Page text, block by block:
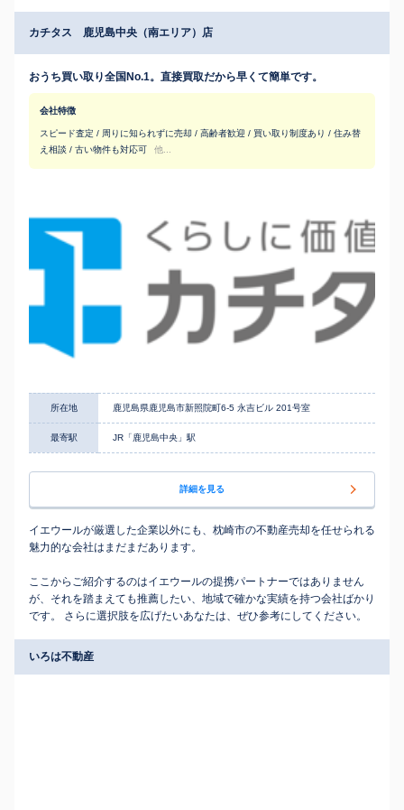
カチタス 鹿児島中央（南エリア）店
おうち買い取り全国No.1。直接買取だから早くて簡単です。
会社特徴
スピード査定 / 周りに知られずに売却 / 高齢者歓迎 / 買い取り制度あり / 住み替
え相談 / 古い物件も対応可
他...
所在地 鹿児島県鹿児島市新照院町6-5 永吉ビル 201号室
最寄駅 JR「鹿児島中央」駅
詳細を見る
イエウールが厳選した企業以外にも、枕崎市の不動産売却を任せられる
魅力的な会社はまだまだあります。
ここからご紹介するのはイエウールの提携パートナーではありません
が、それを踏まえても推薦したい、地域で確かな実績を持つ会社ばかり
です。 さらに選択肢を広げたいあなたは、ぜひ参考にしてください。
いろは不動産